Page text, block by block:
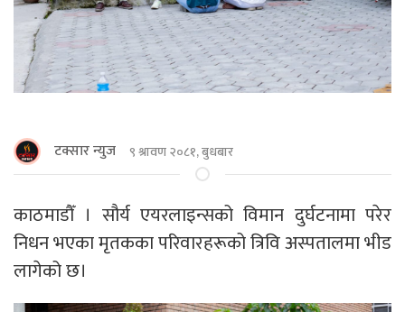
टक्सार न्युज ९ श्रावण २०८१, बुधबार
काठमाडौँ । सौर्य एयरलाइन्सको विमान दुर्घटनामा परेर
निधन भएका मृतकका परिवारहरूको त्रिवि अस्पतालमा भीड
लागेको छ।